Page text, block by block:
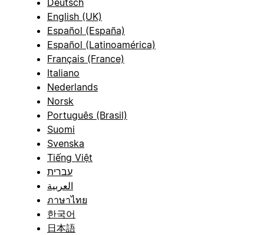
Deutsch
English (UK)
Español (España)
Español (Latinoamérica)
Français (France)
Italiano
Nederlands
Norsk
Português (Brasil)
Suomi
Svenska
Tiếng Việt
עברית
العربية
ภาษาไทย
한국어
日本語